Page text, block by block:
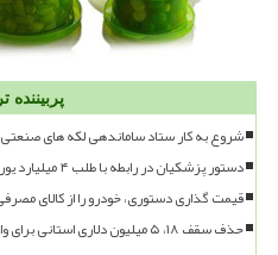
پربیننده
شروع به کار ستاد ساماندهی لکه های صنعتی
دستور پزشکیان در رابطه با طلب ۴ میلیارد یورویی تامین کنندگان کالاهای اساسی
قیمت گذاری دستوری، خودرو را از کالای
حذف سقف ۱۸، ۵ میلیون دلاری استانی برای واردات کالاهای اساسی از مرزها